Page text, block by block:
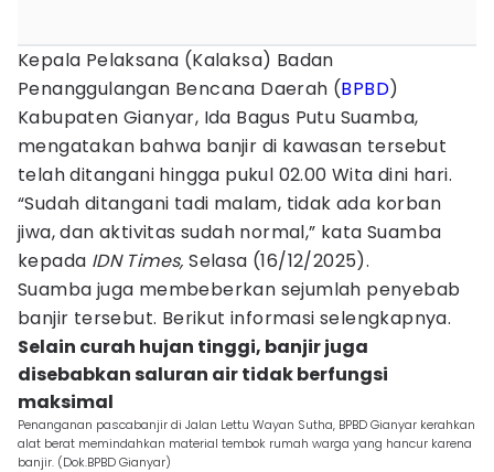
Kepala Pelaksana (Kalaksa) Badan
Penanggulangan Bencana Daerah (BPBD)
Kabupaten Gianyar, Ida Bagus Putu Suamba,
mengatakan bahwa banjir di kawasan tersebut
telah ditangani hingga pukul 02.00 Wita dini hari.
“Sudah ditangani tadi malam, tidak ada korban
jiwa, dan aktivitas sudah normal,” kata Suamba
kepada IDN Times,Selasa (16/12/2025).
Suamba juga membeberkan sejumlah penyebab
banjir tersebut. Berikut informasi selengkapnya.
Selain curah hujan tinggi, banjir juga
disebabkan saluran air tidak berfungsi
maksimal
Penanganan pascabanjir di Jalan Lettu Wayan Sutha, BPBD Gianyar kerahkan
alat berat memindahkan material tembok rumah warga yang hancur karena
banjir. (Dok.BPBD Gianyar)